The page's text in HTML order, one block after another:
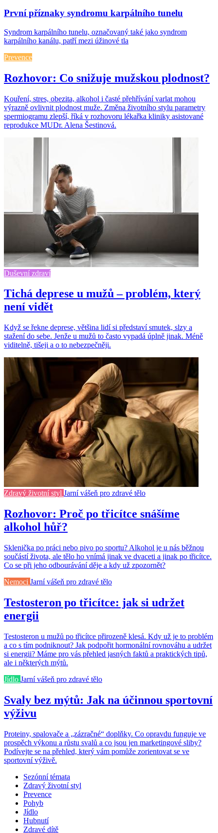
První příznaky syndromu karpálního tunelu
Syndrom karpálního tunelu, označovaný také jako syndrom
karpálního kanálu, patří mezi úžinové tla
Prevence
Rozhovor: Co snižuje mužskou plodnost?
Kouření, stres, obezita, alkohol i časté přehřívání varlat mohou
výrazně ovlivnit plodnost muže. Změna životního stylu parametry
spermiogramu zlepší, říká v rozhovoru lékařka kliniky asistované
reprodukce MUDr. Alena Šestinová.
Duševní zdraví
Tichá deprese u mužů – problém, který
není vidět
Když se řekne deprese, většina lidí si představí smutek, slzy a
stažení do sebe. Jenže u mužů to často vypadá úplně jinak. Méně
viditelně, tišeji a o to nebezpečněji.
Zdravý životní styl Jarní vášeň pro zdravé tělo
Rozhovor: Proč po třicítce snášíme
alkohol hůř?
Sklenička po práci nebo pivo po sportu? Alkohol je u nás běžnou
součástí života, ale tělo ho vnímá jinak ve dvaceti a jinak po třicítce.
Co se při jeho odbourávání děje a kdy už zpozornět?
Nemoci Jarní vášeň pro zdravé tělo
Testosteron po třicítce: jak si udržet
energii
Testosteron u mužů po třicítce přirozeně klesá. Kdy už je to problém
a co s tím podniknout? Jak podpořit hormonální rovnováhu a udržet
si energii? Máme pro vás přehled jasných faktů a praktických tipů,
ale i některých mýtů.
Jídlo Jarní vášeň pro zdravé tělo
Svaly bez mýtů: Jak na účinnou sportovní
výživu
Proteiny, spalovače a „zázračné“ doplňky. Co opravdu funguje ve
prospěch výkonu a růstu svalů a co jsou jen marketingové sliby?
Podívejte se na přehled, který vám pomůže zorientovat se ve
sportovní výživě.
Sezónní témata
Zdravý životní styl
Prevence
Pohyb
Jídlo
Hubnutí
Zdravé dítě